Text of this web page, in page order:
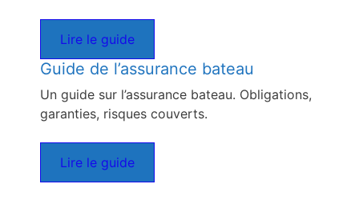
Lire le guide
Guide de l’assurance bateau
Un guide sur l’assurance bateau. Obligations,
garanties, risques couverts.
Lire le guide